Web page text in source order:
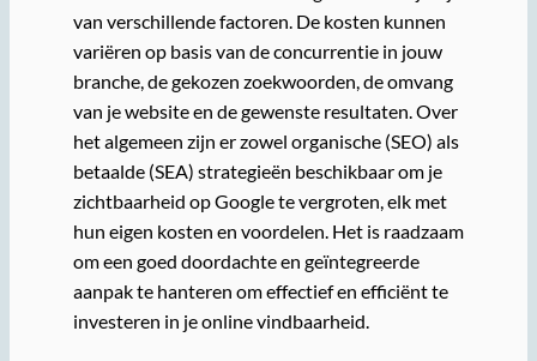
van verschillende factoren. De kosten kunnen
variëren op basis van de concurrentie in jouw
branche, de gekozen zoekwoorden, de omvang
van je website en de gewenste resultaten. Over
het algemeen zijn er zowel organische (SEO) als
betaalde (SEA) strategieën beschikbaar om je
zichtbaarheid op Google te vergroten, elk met
hun eigen kosten en voordelen. Het is raadzaam
om een goed doordachte en geïntegreerde
aanpak te hanteren om effectief en efficiënt te
investeren in je online vindbaarheid.